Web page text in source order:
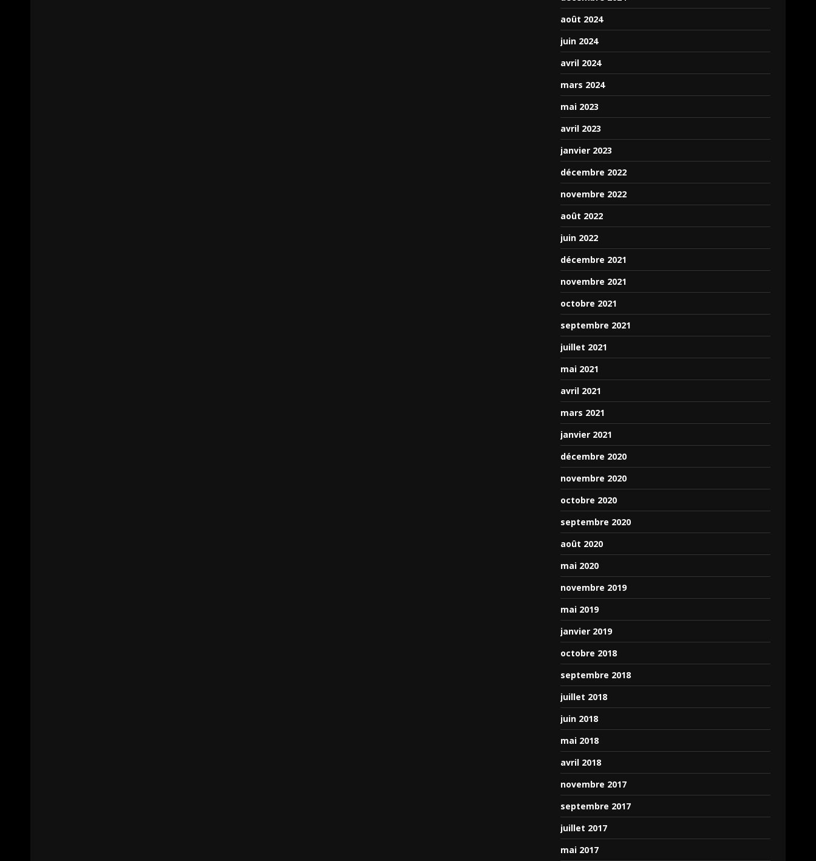
août 2024
juin 2024
avril 2024
mars 2024
mai 2023
avril 2023
janvier 2023
décembre 2022
novembre 2022
août 2022
juin 2022
décembre 2021
novembre 2021
octobre 2021
septembre 2021
juillet 2021
mai 2021
avril 2021
mars 2021
janvier 2021
décembre 2020
novembre 2020
octobre 2020
septembre 2020
août 2020
mai 2020
novembre 2019
mai 2019
janvier 2019
octobre 2018
septembre 2018
juillet 2018
juin 2018
mai 2018
avril 2018
novembre 2017
septembre 2017
juillet 2017
mai 2017